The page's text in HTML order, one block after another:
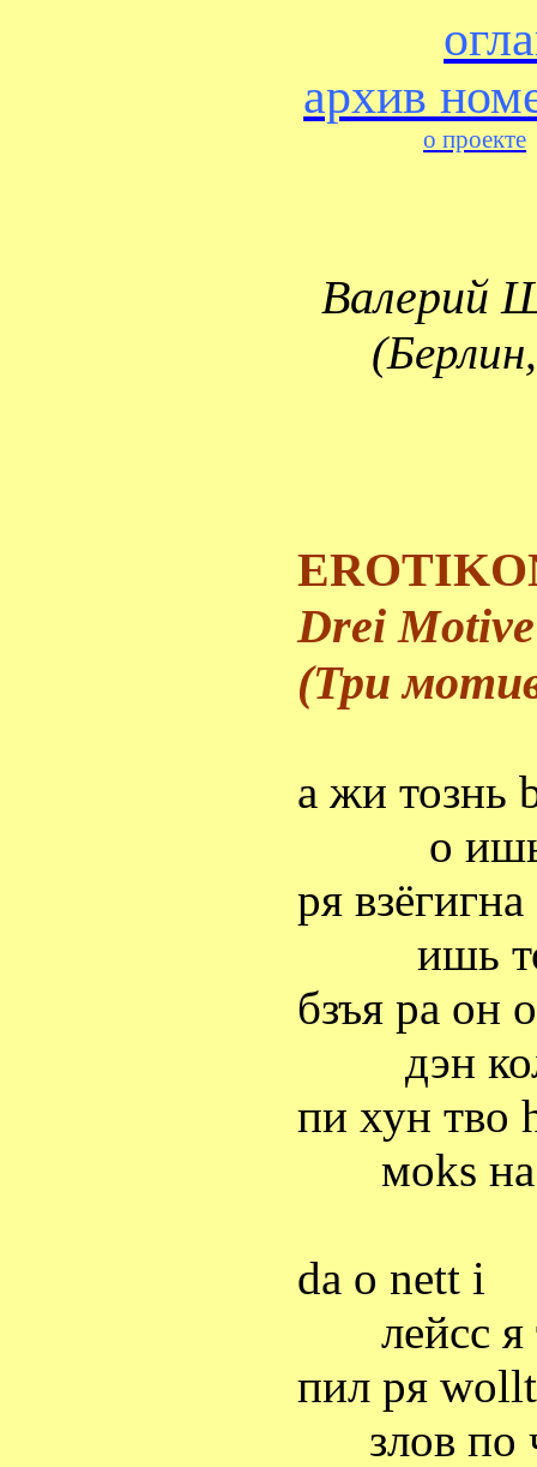
архив
о проекте
Валерий
(
Drei
(Три
а жи тознь
о
ря взёгигна
ишь
бзъя ра он о
дэн
пи хун тво
мoks на
da o nett i
лейсс я
пил ря wollt
злов по